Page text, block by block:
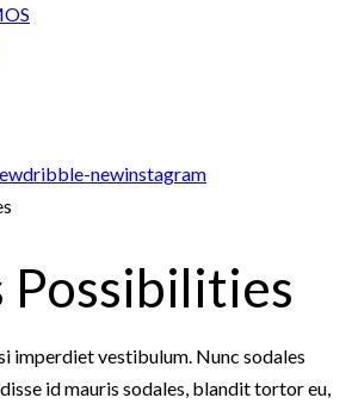
dribble-newinstagram
Possibilities
imperdiet vestibulum. Nunc sodales
id mauris sodales, blandit tortor eu,